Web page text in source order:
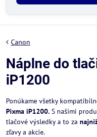
Canon
Náplne do
iP1200
Ponúkame všetky
Pixma iP1200. S našimi
tlačové výsledky a to za
zľavy a akcie.